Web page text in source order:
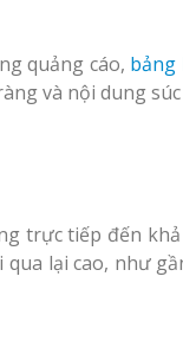
quảng cáo, bảng
và nội dung
trực tiếp đến
lại cao, như
Làm